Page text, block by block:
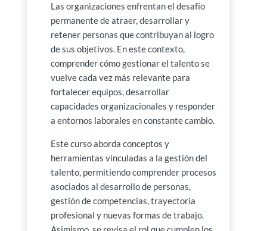
Las organizaciones enfrentan el desafío
permanente de atraer, desarrollar y
retener personas que contribuyan al logro
de sus objetivos. En este contexto,
comprender cómo gestionar el talento se
vuelve cada vez más relevante para
fortalecer equipos, desarrollar
capacidades organizacionales y responder
a entornos laborales en constante cambio.
Este curso aborda conceptos y
herramientas vinculadas a la gestión del
talento, permitiendo comprender procesos
asociados al desarrollo de personas,
gestión de competencias, trayectoria
profesional y nuevas formas de trabajo.